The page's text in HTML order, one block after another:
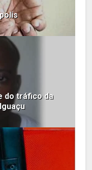
do tráfico da